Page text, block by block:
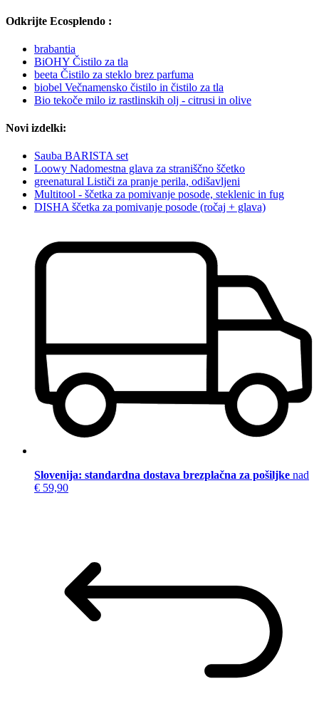
Odkrijte Ecosplendo :
brabantia
BiOHY Čistilo za tla
beeta Čistilo za steklo brez parfuma
biobel Večnamensko čistilo in čistilo za tla
Bio tekoče milo iz rastlinskih olj - citrusi in olive
Novi izdelki:
Sauba BARISTA set
Loowy Nadomestna glava za straniščno ščetko
greenatural Lističi za pranje perila, odišavljeni
Multitool - ščetka za pomivanje posode, steklenic in fug
DISHA ščetka za pomivanje posode (ročaj + glava)
Slovenija: standardna dostava brezplačna za pošiljke nad
€ 59,90